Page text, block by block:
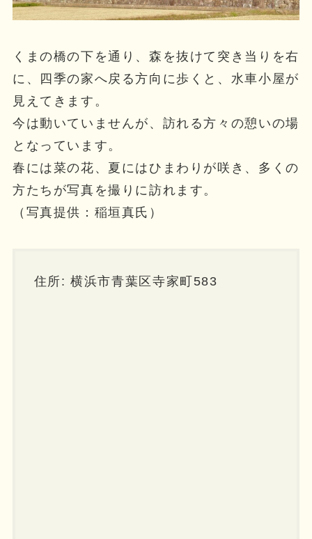
くまの橋の下を通り、森を抜けて突き当りを右
に、四季の家へ戻る方向に歩くと、水車小屋が
見えてきます。
今は動いていませんが、訪れる方々の憩いの場
となっています。
春には菜の花、夏にはひまわりが咲き、多くの
方たちが写真を撮りに訪れます。
（写真提供：稲垣真氏）
住所: 横浜市青葉区寺家町583